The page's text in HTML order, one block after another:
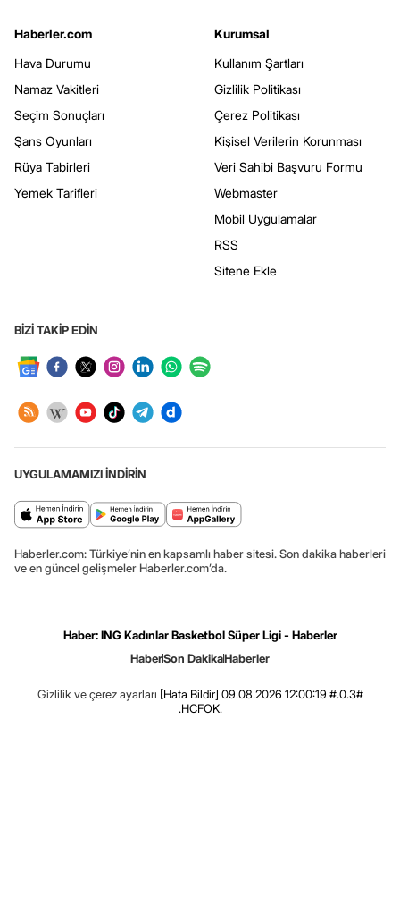
Haberler.com
Hava Durumu
Namaz Vakitleri
Seçim Sonuçları
Şans Oyunları
Rüya Tabirleri
Yemek Tarifleri
Kurumsal
Kullanım Şartları
Gizlilik Politikası
Çerez Politikası
Kişisel Verilerin Korunması
Veri Sahibi Başvuru Formu
Webmaster
Mobil Uygulamalar
RSS
Sitene Ekle
BİZİ TAKİP EDİN
UYGULAMAMIZI İNDİRİN
Haberler.com: Türkiye’nin en kapsamlı haber sitesi. Son dakika haberleri
ve en güncel gelişmeler Haberler.com’da.
Haber: ING Kadınlar Basketbol Süper Ligi - Haberler
HaberSon DakikaHaberler
Gizlilik ve çerez ayarları [Hata Bildir] 09.08.2026 12:00:19 #.0.3#
.HCFOK.